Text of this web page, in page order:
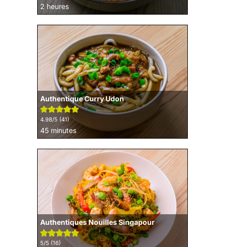
2heures
heures
Authentique Curry Udon
4.98/5 (41)
45minutes
minutes
Authentiques Nouilles Singapour
5/5 (16)